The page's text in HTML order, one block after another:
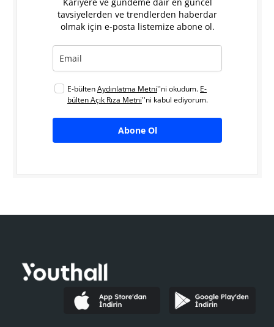
tavsiyelerden ve trendlerden haberdar
olmak için e-posta listemize abone ol.
E-bültenAydınlatma Metni''ni okudum. E-
bülten Açık Rıza Metni''ni kabul ediyorum.
Abone Ol